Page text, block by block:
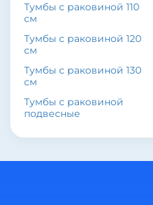
Тумбы с раковиной 110
см
Тумбы с раковиной 120
см
Тумбы с раковиной 130
см
Тумбы с раковиной
подвесные